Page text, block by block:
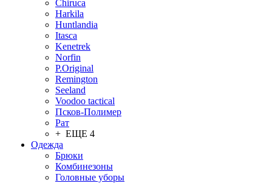
Chiruсa
Harkila
Huntlandia
Itasca
Kenetrek
Norfin
P.Original
Remington
Seeland
Voodoo tactical
Псков-Полимер
Рат
+ ЕЩЕ 4
Одежда
Брюки
Комбинезоны
Головные уборы